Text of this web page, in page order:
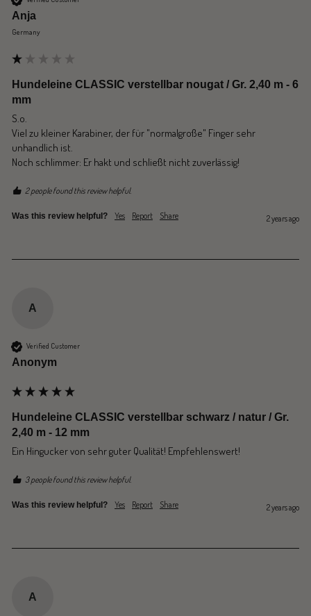
Anja
Germany
Hundeleine CLASSIC verstellbar nougat / Gr. 2,40 m - 6
mm
S.o.
Viel zu kleiner Karabiner, der für "normalgroße" Finger sehr
unhandlich ist.
2 people found this review helpful.
Was this review helpful? Yes Report Share 2 years ago
A
Verified Customer
Anonym
Hundeleine CLASSIC verstellbar schwarz / natur / Gr.
2,40 m - 12 mm
Ein Hingucker von sehr guter Qualität! Empfehlenswert!
3 people found this review helpful.
Was this review helpful? Yes Report Share 2 years ago
A